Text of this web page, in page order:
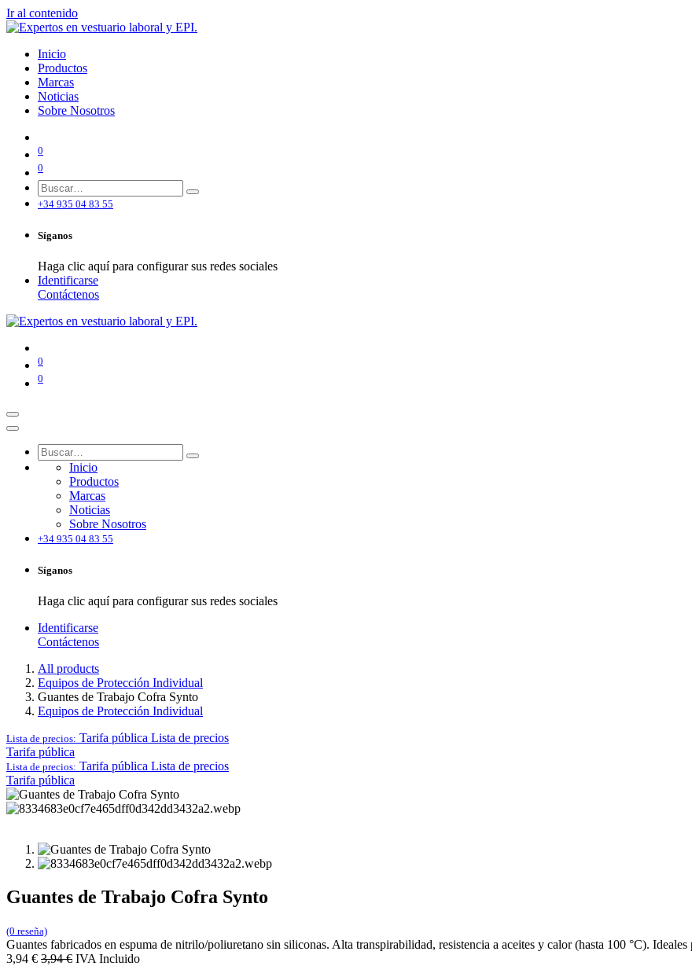
Ir al contenido
Inicio
Productos
Marcas
Noticias
Sobre Nosotros
0
0
+34 935 04 83 55
Síganos
Haga clic aquí para configurar sus redes sociales
Identificarse
Contáctenos
0
0
Inicio
Productos
Marcas
Noticias
Sobre Nosotros
+34 935 04 83 55
Síganos
Haga clic aquí para configurar sus redes sociales
Identificarse
Contáctenos
All products
Equipos de Protección Individual
Guantes de Trabajo Cofra Synto
Equipos de Protección Individual
Lista de precios: Tarifa pública Lista de precios
Tarifa pública
Lista de precios: Tarifa pública Lista de precios
Tarifa pública
Guantes de Trabajo Cofra Synto
(0 reseña)
Guantes fabricados en espuma de nitrilo/poliuretano sin siliconas. Alta transpirabilidad, resistencia a aceites y calor (hasta 100 °C).
3,94 € 3,94€ IVA Incluido